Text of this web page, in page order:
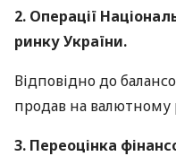
2. Операції
ринку України.
Відповідно до
продав на валютному
3. Переоцінка